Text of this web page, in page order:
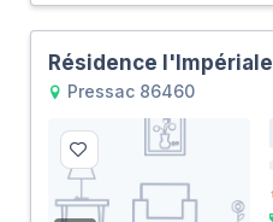
Résidence l'Impériale
Pressac 86460